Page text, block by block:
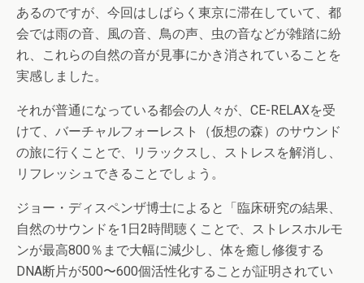
あるのですが、今回はしばらく東京に滞在していて、都
会では雨の音、風の音、鳥の声、虫の音などが雑踏に紛
れ、これらの自然の音が見事にかき消されていることを
実感しました。
それが普通になっている都会の人々が、CE-RELAXを受
けて、バーチャルフォーレスト（仮想の森）のサウンド
の旅に行くことで、リラックスし、ストレスを解消し、
リフレッシュできることでしょう。
ジョー・ディスペンザ博士によると「臨床研究の結果、
自然のサウンドを1日2時間聴くことで、ストレスホルモ
ンが最高800％まで大幅に減少し、体を癒し修復する
DNA断片が500〜600個活性化することが証明されてい